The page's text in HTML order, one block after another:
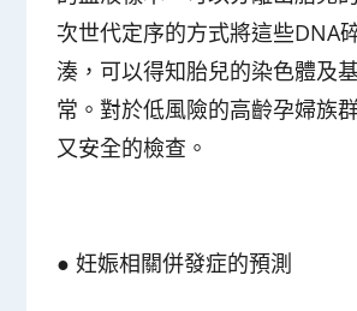
次世代定序的方式將這些DNA
湊，可以得知胎兒的染色體及
常。對於低風險的高齡孕婦族
又安全的檢查。
●妊娠相關併發症的預測